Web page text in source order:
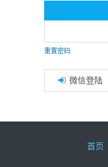
重置密码
微信登陆
首页